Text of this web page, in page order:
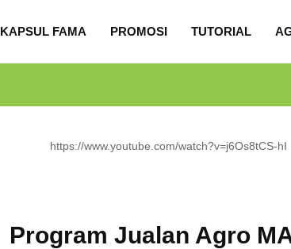
KAPSUL FAMA PROMOSI TUTORIAL
https://www.youtube.com/watch?v=j6Os8tCS-hI
Program Jualan Agro